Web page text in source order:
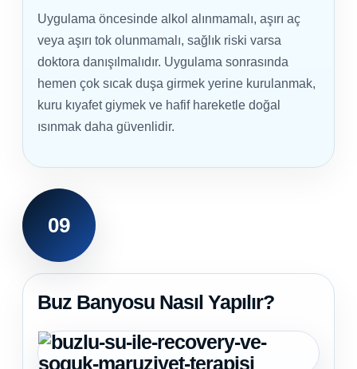
Uygulama öncesinde alkol alınmamalı, aşırı aç
veya aşırı tok olunmamalı, sağlık riski varsa
doktora danışılmalıdır. Uygulama sonrasında
hemen çok sıcak duşa girmek yerine kurulanmak,
kuru kıyafet giymek ve hafif hareketle doğal
ısınmak daha güvenlidir.
09
Buz Banyosu Nasıl Yapılır?